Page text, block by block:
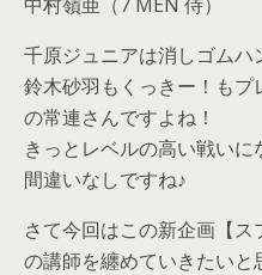
千原ジュニアは消しゴムハ
鈴木砂羽もくっきー！もプ
の常連さんですよね！
きっとレベルの高い戦いに
間違いなしですね♪
さて今回はこの新企画【ス
の講師を纏めていきたいと